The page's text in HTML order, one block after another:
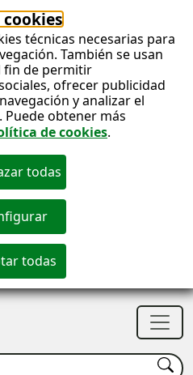
técnicas necesarias para
También se usan
fin de permitir
ofrecer publicidad
y analizar el
obtener más
de cookies.
Buscar